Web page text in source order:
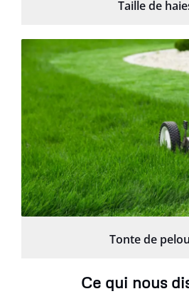
Taille de
Tonte de
Ce qui nous